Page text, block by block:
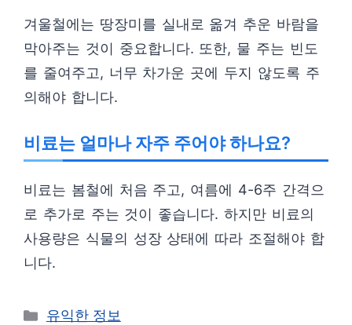
겨울철에는 땅장미를 실내로 옮겨 추운 바람을
막아주는 것이 중요합니다. 또한, 물 주는 빈도
를 줄여주고, 너무 차가운 곳에 두지 않도록 주
의해야 합니다.
비료는 얼마나 자주 주어야 하나요?
비료는 봄철에 처음 주고, 여름에 4-6주 간격으
로 추가로 주는 것이 좋습니다. 하지만 비료의
사용량은 식물의 성장 상태에 따라 조절해야 합
니다.
카
유익한 정보